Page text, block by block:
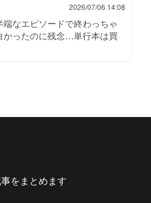
2026/07/06 14:08
なエピソードで終わっちゃ
ったのに残念…単行本は買
をまとめます